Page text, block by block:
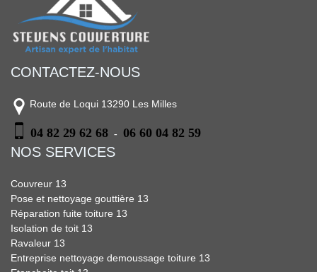
CONTACTEZ-NOUS
Route de Loqui 13290 Les Milles
04 82 29 62 68 - 06 60 04 82 59
NOS SERVICES
Couvreur 13
Pose et nettoyage gouttière 13
Réparation fuite toiture 13
Isolation de toit 13
Ravaleur 13
Entreprise nettoyage demoussage toiture 13